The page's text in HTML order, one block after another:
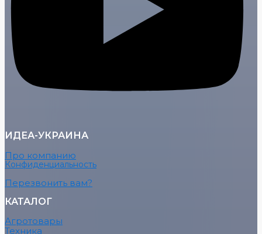
ИДЕА-УКРАИНА
Про компанию
Конфиденциальность
Перезвонить вам?
КАТАЛОГ
Агротовары
Техника